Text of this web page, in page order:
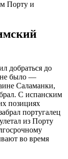
Порту и
добраться до
не было —
Саламанки,
С испанским
позициях
португалец
из Порту
во время